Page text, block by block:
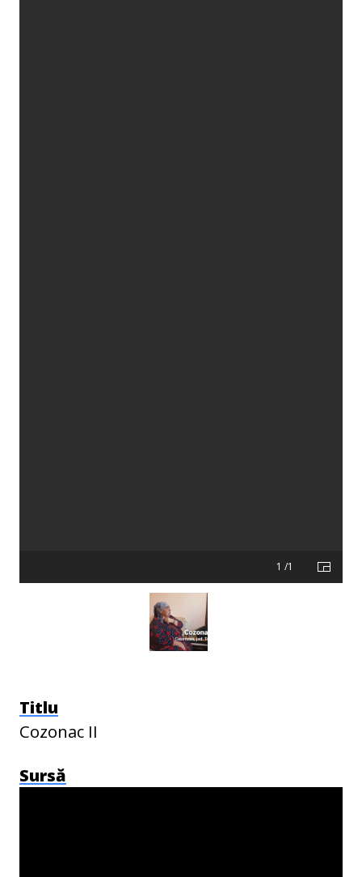
1 /1
Titlu
Cozonac II
Sursă